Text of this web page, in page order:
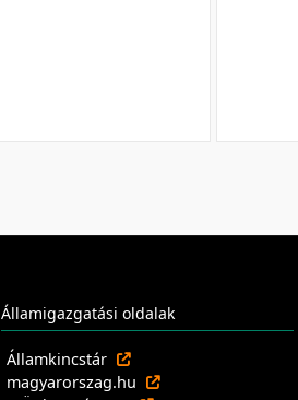
Államigazgatási oldalak
Államkincstár
magyarorszag.hu